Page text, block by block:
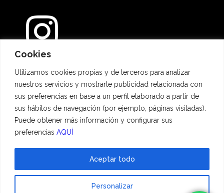
Cookies
Utilizamos cookies propias y de terceros para analizar
nuestros servicios y mostrarle publicidad relacionada con
sus preferencias en base a un perfil elaborado a partir de
sus hábitos de navegación (por ejemplo, páginas visitadas).
Puede obtener más información y configurar sus
preferencias AQUÍ
Personalizar
Aceptar todo
Métodos de pago
© 2023 Hadescan All rights reserved ·Aviso Legal